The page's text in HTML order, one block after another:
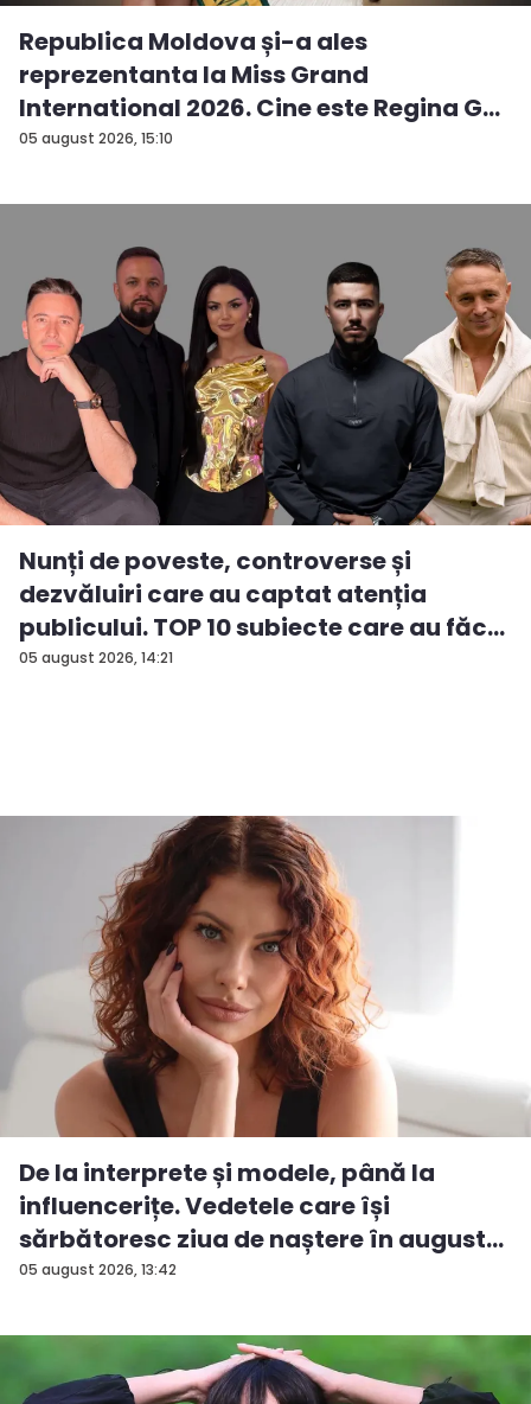
05 august 2026, 15:10
Republica Moldova și-a ales
reprezentanta la Miss Grand
International 2026. Cine este Regina G...
05 august 2026, 14:21
Nunți de poveste, controverse și
dezvăluiri care au captat atenția
publicului. TOP 10 subiecte care au făc...
05 august 2026, 13:42
De la interprete și modele, până la
influencerițe. Vedetele care își
sărbătoresc ziua de naștere în august...